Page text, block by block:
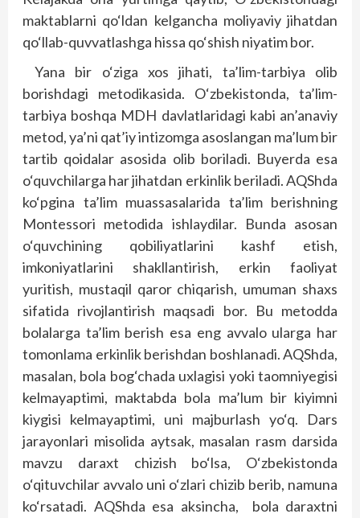
maktablarni qo‘ldan kelgancha moliyaviy jihatdan
qo‘llab-quvvatlashga hissa qo‘shish niyatim bor.
Yana bir o‘ziga xos jihati, ta’lim-tarbiya olib
borishdagi metodikasida. O‘zbekistonda, ta’lim-
tarbiya boshqa MDH davlatlaridagi kabi an’anaviy
metod, ya’ni qat’iy intizomga asoslangan ma’lum bir
tartib qoidalar asosida olib boriladi. Buyerda esa
o‘quvchilarga har jihatdan erkinlik beriladi. AQShda
ko‘pgina ta’lim muassasalarida ta’lim berishning
Montessori metodida ishlaydilar. Bunda asosan
o‘quvchining qobiliyatlarini kashf etish,
imkoniyatlarini shakllantirish, erkin faoliyat
yuritish, mustaqil qaror chiqarish, umuman shaxs
sifatida rivojlantirish maqsadi bor. Bu metodda
bolalarga ta’lim berish esa eng avvalo ularga har
tomonlama erkinlik berishdan boshlanadi. AQShda,
masalan, bola bog‘chada uxlagisi yoki taomniyegisi
kelmayaptimi, maktabda bola ma’lum bir kiyimni
kiygisi kelmayaptimi, uni majburlash yo‘q. Dars
jarayonlari misolida aytsak, masalan rasm darsida
mavzu daraxt chizish bo‘lsa, O‘zbekistonda
o‘qituvchilar avvalo uni o‘zlari chizib berib, namuna
ko‘rsatadi. AQShda esa aksincha, bola daraxtni